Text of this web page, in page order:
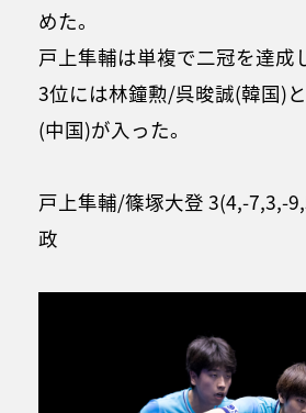
めた。
戸上隼輔は単複で二冠を達成
3位には林鐘勲/呉晙誠(韓国)
(中国)が入った。
戸上隼輔/篠塚大登 3(4,-7,3,-
政